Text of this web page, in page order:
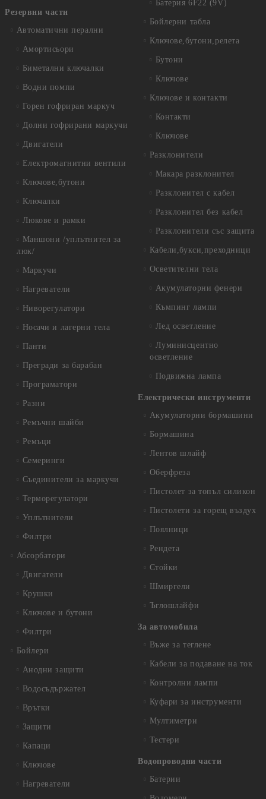
Резервни части
Автоматични перални
Амортисьори
Биметални ключалки
Водни помпи
Горен гофриран маркуч
Долни гофрирани маркучи
Двигатели
Електромагнитни вентили
Ключове,бутони
Ключалки
Люкове и рамки
Маншони /уплътнител за
люк/
Маркучи
Нагреватели
Ниворегулатори
Носачи и лагерни тела
Панти
Прегради за барабан
Програматори
Разни
Ремъчни шайби
Ремъци
Семеринги
Съединители за маркучи
Терморегулатори
Уплътнители
Филтри
Абсорбатори
Двигатели
Крушки
Ключове и бутони
Филтри
Бойлери
Анодни защити
Водосъдържател
Врътки
Защити
Капаци
Ключове
Нагреватели
Батерия 6F22 (9V)
Бойлерни табла
Ключове,бутони,релета
Бутони
Ключове
Ключове и контакти
Контакти
Ключове
Разклонители
Макара разклонител
Разклонител с кабел
Разклонител без кабел
Разклонители със защита
Кабели,букси,преходници
Осветителни тела
Акумулаторни фенери
Къмпинг лампи
Лед осветление
Луминисцентно
осветление
Подвижна лампа
Електрически инструменти
Акумулаторни бормашини
Бормашина
Лентов шлайф
Оберфреза
Пистолет за топъл силикон
Пистолети за горещ въздух
Поялници
Рендета
Стойки
Шмиргели
Ъглошлайфи
За автомобила
Въже за теглене
Кабели за подаване на ток
Контролни лампи
Куфари за инструменти
Мултиметри
Тестери
Водопроводни части
Батерии